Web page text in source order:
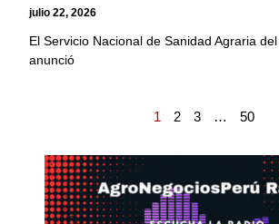
julio 22, 2026
El Servicio Nacional de Sanidad Agraria
anunció
1 2 3 … 50